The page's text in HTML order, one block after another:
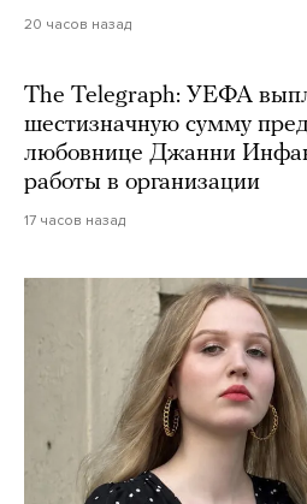
20 часов назад
The Telegraph: УЕФА
шестизначную сумму
любовнице Джанни
работы в организации
17 часов назад